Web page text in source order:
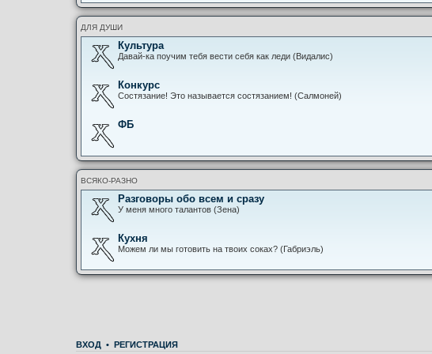
ДЛЯ ДУШИ
Культура
Давай-ка поучим тебя вести себя как леди (Видалис)
Конкурс
Состязание! Это называется состязанием! (Салмоней)
ФБ
ВСЯКО-РАЗНО
Разговоры обо всем и сразу
У меня много талантов (Зена)
Кухня
Можем ли мы готовить на твоих соках? (Габриэль)
ВХОД • РЕГИСТРАЦИЯ